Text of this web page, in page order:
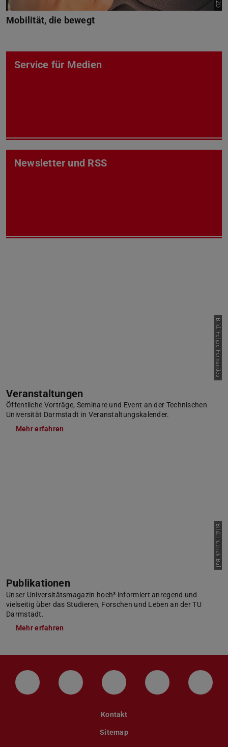
Mobilität, die bewegt
Service für Medien
Newsletter und RSS
Bild: Felipe Fernandes
Veranstaltungen
Öffentliche Vorträge, Seminare und Event an der Technischen
Universität Darmstadt in Veranstaltungskalender.
Mehr erfahren
Bild: Patrick Bal
Publikationen
Unser Universitätsmagazin hoch³ informiert anregend und
vielseitig über das Studieren, Forschen und Leben an der TU
Darmstadt.
Mehr erfahren
LinkedIn-Seite der TU Darmstadt
Instagram-Kanal der TU
Bluesky-Kanal der TU
Facebook-
Kontakt
Sitemap